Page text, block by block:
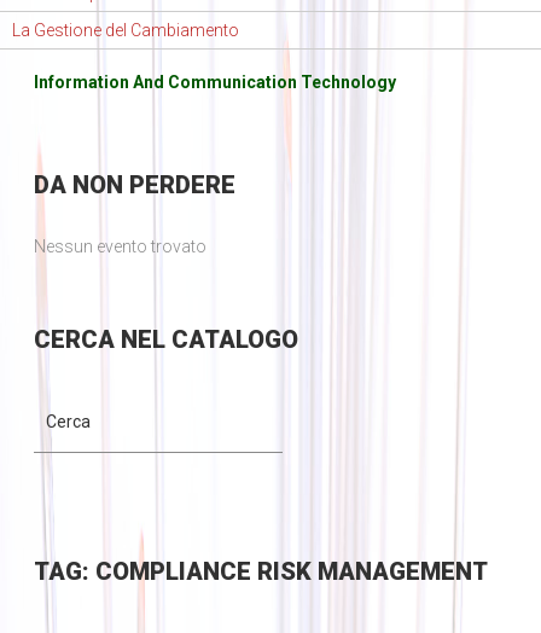
La Gestione del Cambiamento
Information And Communication Technology
DANON PERDERE
Nessun evento trovato
CERCANEL CATALOGO
TAG: COMPLIANCE RISK MANAGEMENT